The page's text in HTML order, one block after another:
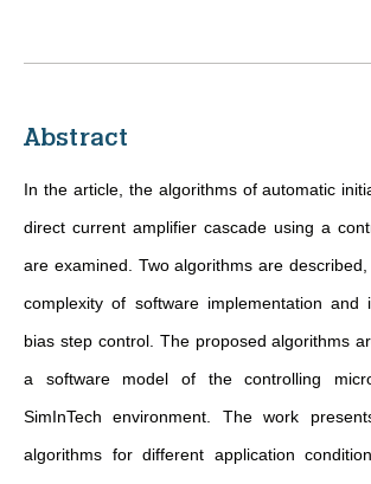
Abstract
In the article, the algorithms of automatic
direct current amplifier cascade using a
are examined. Two algorithms are
complexity of software implementation
bias step control. The proposed algorithms
a software model of the controlling
SimInTech environment. The work
algorithms for different application